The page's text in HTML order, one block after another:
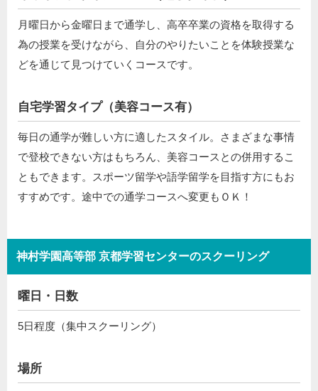
月曜日から金曜日まで通学し、高卒卒業の資格を取得する
為の授業を受けながら、自分のやりたいことを体験授業な
どを通じて見つけていくコースです。
自宅学習タイプ（美容コース有）
毎日の通学が難しい方に適したスタイル。さまざまな事情
で登校できない方はもちろん、美容コースとの併用するこ
ともできます。スポーツ留学や語学留学を目指す方にもお
すすめです。途中での通学コースへ変更もＯＫ！
神村学園高等部 京都学習センターのスクーリング
曜日・日数
5日程度（集中スクーリング）
場所